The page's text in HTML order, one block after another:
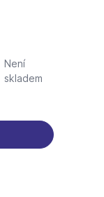
Není
skladem